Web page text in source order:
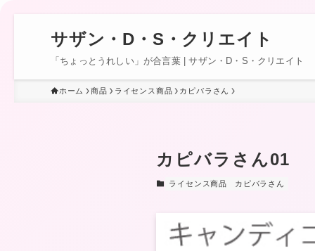
サザン・D・S・クリエイト
「ちょっとうれしい」が合言葉 | サザン・D・S・クリエイト
ホーム 商品 ライセンス商品 カピバラさん
カピバラさん01
ライセンス商品 カピバラさん